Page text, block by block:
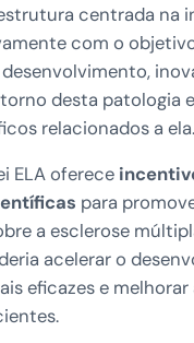
centrada na
com o
desta patologia
relacionados a ela.
ELA oferece
para
a esclerose
acelerar o
eficazes e